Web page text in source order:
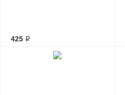
425 ₽